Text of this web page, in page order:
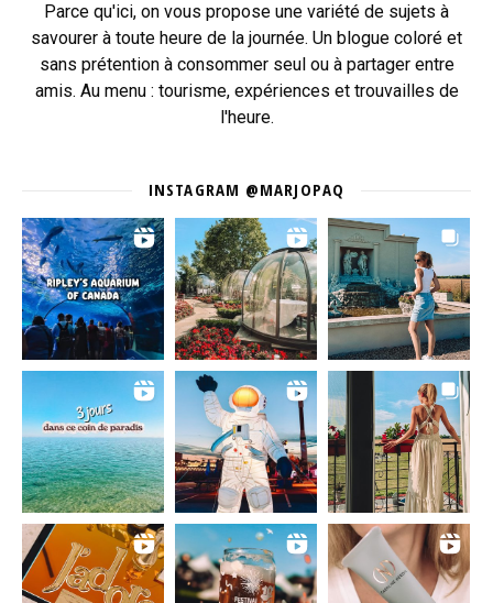
Parce qu'ici, on vous propose une variété de sujets à
savourer à toute heure de la journée. Un blogue coloré et
sans prétention à consommer seul ou à partager entre
amis. Au menu : tourisme, expériences et trouvailles de
l'heure.
INSTAGRAM @MARJOPAQ